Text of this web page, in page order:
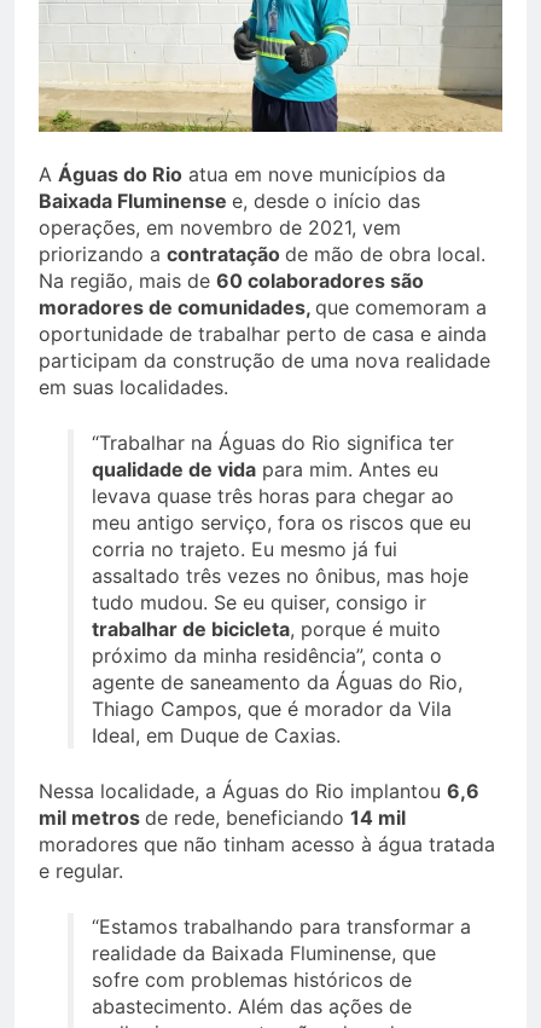
A Águas do Rio atua em nove municípios da
Baixada Fluminense e, desde o início das
operações, em novembro de 2021, vem
priorizando a contratação de mão de obra local.
Na região, mais de 60 colaboradores são
moradores de comunidades, que comemoram a
oportunidade de trabalhar perto de casa e ainda
participam da construção de uma nova realidade
em suas localidades.
“Trabalhar na Águas do Rio significa ter
qualidade de vida para mim. Antes eu
levava quase três horas para chegar ao
meu antigo serviço, fora os riscos que eu
corria no trajeto. Eu mesmo já fui
assaltado três vezes no ônibus, mas hoje
tudo mudou. Se eu quiser, consigo ir
trabalhar de bicicleta, porque é muito
próximo da minha residência”, conta o
agente de saneamento da Águas do Rio,
Thiago Campos, que é morador da Vila
Ideal, em Duque de Caxias.
Nessa localidade, a Águas do Rio implantou 6,6
mil metros de rede, beneficiando 14 mil
moradores que não tinham acesso à água tratada
e regular.
“Estamos trabalhando para transformar a
realidade da Baixada Fluminense, que
sofre com problemas históricos de
abastecimento. Além das ações de